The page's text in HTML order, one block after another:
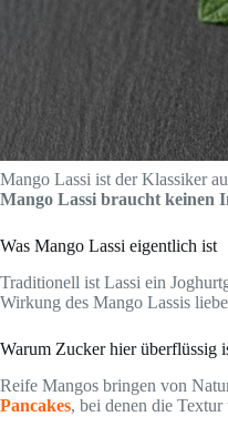
Mango Lassi ist der Klassiker
Mango Lassi braucht keinen
Was Mango Lassi eigentlich ist
Traditionell ist Lassi ein
Wirkung des Mango Lassis
Warum Zucker hier überflüssig
Reife Mangos bringen von
Pancakes, bei denen die